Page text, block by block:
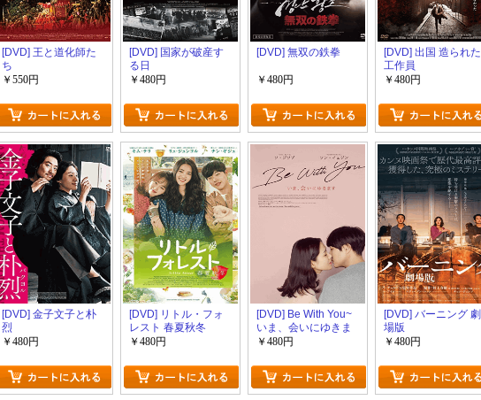
[DVD] 王と道化師た
ち
￥550円
[DVD] 国家が破産す
る日
￥480円
[DVD] 無双の鉄拳
￥480円
[DVD] 出国 造られた
工作員
￥480円
[DVD] 金子文子と朴
烈
￥480円
[DVD] リトル・フォ
レスト 春夏秋冬
￥480円
[DVD] Be With You~
いま、会いにゆきま
す 通常版
￥480円
[DVD] バーニング 劇
場版
￥480円